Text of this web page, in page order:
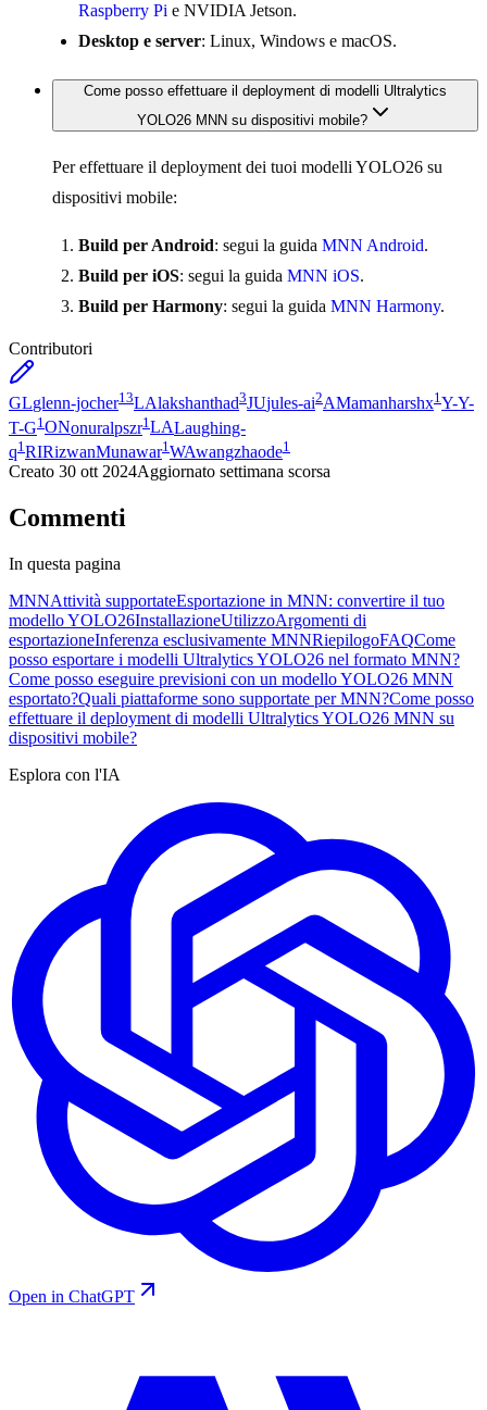
Raspberry Pi e NVIDIA Jetson.
Desktop e server: Linux, Windows e macOS.
Come posso effettuare il deployment di modelli Ultralytics
YOLO26 MNN su dispositivi mobile?
Per effettuare il deployment dei tuoi modelli YOLO26 su
dispositivi mobile:
Build per Android: segui la guida MNN Android.
Build per iOS: segui la guida MNN iOS.
Build per Harmony: segui la guida MNN Harmony.
Contributori
GLglenn-jocher13LAlakshanthad3JUjules-ai2AMamanharshx1 Y-Y-
T-G1 ONonuralpszr1 LALaughing-
q1 RIRizwanMunawar1 WAwangzhaode1
Creato 30 ott 2024Aggiornato settimana scorsa
Commenti
In questa pagina
MNNAttività supportateEsportazione in MNN: convertire il tuo
modello YOLO26InstallazioneUtilizzoArgomenti di
esportazioneInferenza esclusivamente MNNRiepilogoFAQCome
posso esportare i modelli Ultralytics YOLO26 nel formato MNN?
Come posso eseguire previsioni con un modello YOLO26 MNN
esportato?Quali piattaforme sono supportate per MNN?Come posso
effettuare il deployment di modelli Ultralytics YOLO26 MNN su
dispositivi mobile?
Esplora con l'IA
Open in ChatGPT